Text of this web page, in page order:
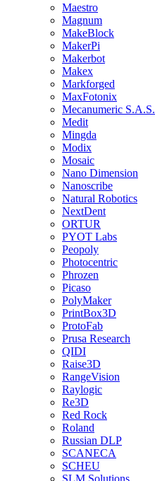
Maestro
Magnum
MakeBlock
MakerPi
Makerbot
Makex
Markforged
MaxFotonix
Mecanumeric S.A.S.
Medit
Mingda
Modix
Mosaic
Nano Dimension
Nanoscribe
Natural Robotics
NextDent
ORTUR
PYOT Labs
Peopoly
Photocentric
Phrozen
Picaso
PolyMaker
PrintBox3D
ProtoFab
Prusa Research
QIDI
Raise3D
RangeVision
Raylogic
Re3D
Red Rock
Roland
Russian DLP
SCANECA
SCHEU
SLM Solutions